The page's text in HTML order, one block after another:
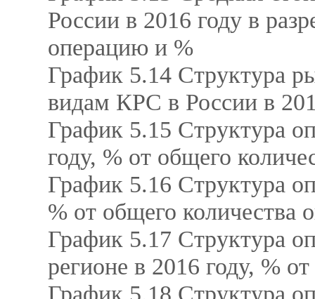
России в 2016 году в
операцию и %
График 5.14 Структура
видам КРС в России в
График 5.15 Структура
году, % от общего
График 5.16 Структура
% от общего количества
График 5.17 Структура
регионе в 2016 году, %
График 5.18 Структура